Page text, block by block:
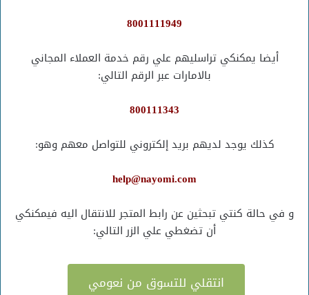
8001111949
أيضا يمكنكي تراسليهم علي رقم خدمة العملاء المجاني
بالامارات عبر الرقم التالي:
800111343
كذلك يوجد لديهم بريد إلكتروني للتواصل معهم وهو:
help@nayomi.com
و في حالة كنتي تبحثين عن رابط المتجر للانتقال اليه فيمكنكي
أن تضغطي علي الزر التالي:
انتقلي للتسوق من نعومي